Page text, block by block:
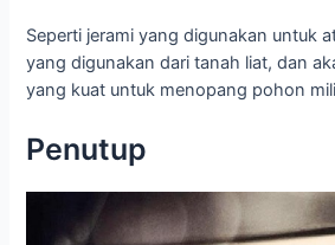
Seperti jerami yang digunakan untuk
yang digunakan dari tanah liat, dan
yang kuat untuk menopang pohon
Penutup